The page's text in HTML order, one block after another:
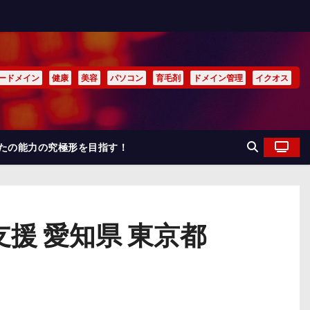
ドメイン 健康 美容 パソコン 育毛剤 ドメイン管理 イクオス
の能力の究極形を目指す！
愛知県 東京都